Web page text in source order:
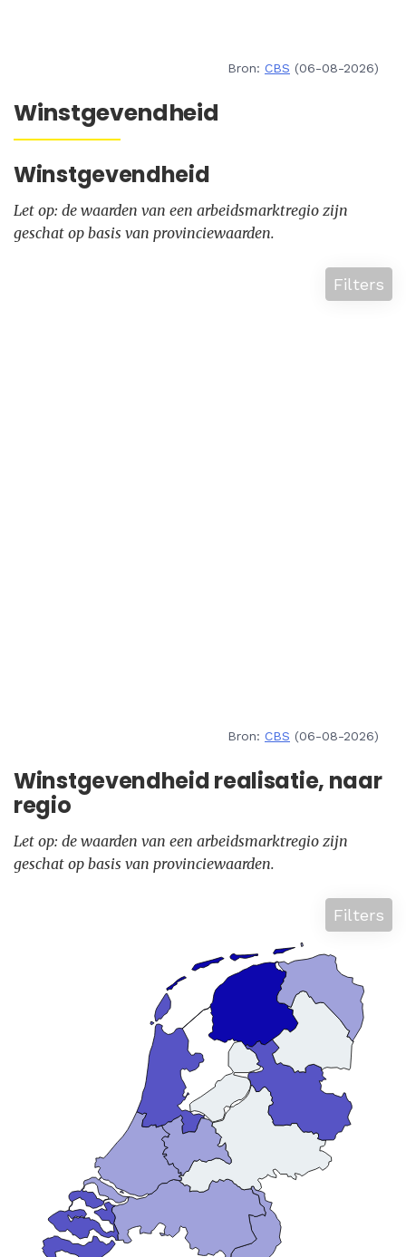
Bron: CBS (06-08-2026)
Winstgevendheid
Winstgevendheid
Let op: de waarden van een arbeidsmarktregio zijn
geschat op basis van provinciewaarden.
Filters
Bron: CBS (06-08-2026)
Winstgevendheid realisatie, naar
regio
Let op: de waarden van een arbeidsmarktregio zijn
geschat op basis van provinciewaarden.
Filters